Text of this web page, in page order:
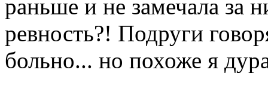
раньше и не замечала за
ревность?! Подруги
больно... но похоже я